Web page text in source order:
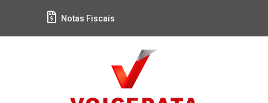
Notas Fiscais